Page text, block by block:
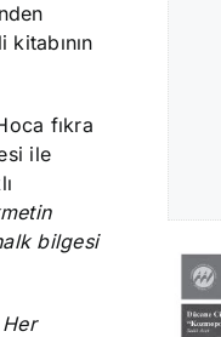
fıkra
ile
bilgesi
Her